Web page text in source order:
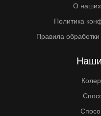
О наших
Политика
Правила